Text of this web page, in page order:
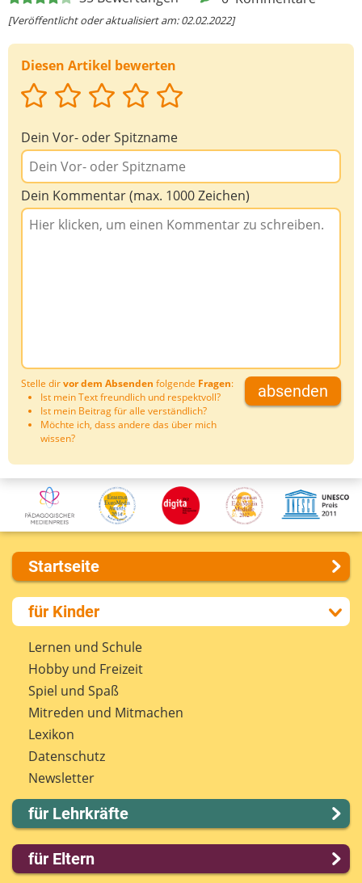
[Veröffentlicht oder aktualisiert am: 02.02.2022]
Diesen Artikel bewerten
Dein Vor- oder Spitzname
Dein Kommentar (max. 1000 Zeichen)
Stelle dirvor dem Absenden folgende Fragen:
Ist mein Text freundlich und respektvoll?
Ist mein Beitrag für alle verständlich?
Möchte ich, dass andere das über mich
wissen?
absenden
möchtest)
Deine Nachricht
Startseite
Über uns
Presse
Kontakt
Impressum
Internet-ABC Sitemap
Barrierefreiheit
Länderprojekte
für Kinder
Lernen und Schule
Hobby und Freizeit
Spiel und Spaß
Mitreden und Mitmachen
Lexikon
Datenschutz
Newsletter
für Lehrkräfte
Lernmodule
Unterrichts­materialien
für Eltern